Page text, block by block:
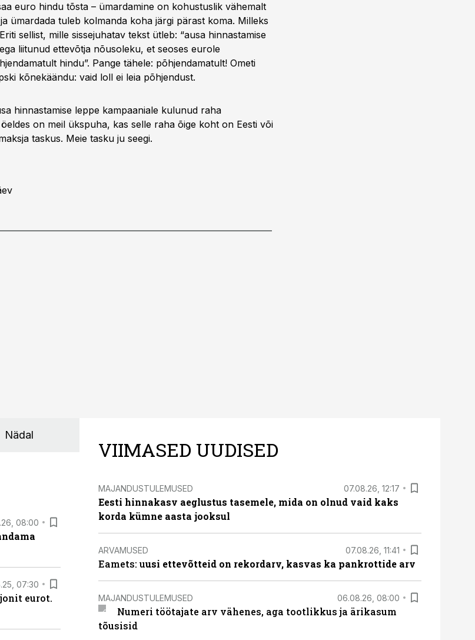
euro hindu tõsta – ümardamine on kohustuslik vähemalt
ümardada tuleb kolmanda koha järgi pärast koma. Milleks
sellist, mille sissejuhatav tekst ütleb: “ausa hinnastamise
liitunud ettevõtja nõusoleku, et seoses eurole
hindu”. Pange tähele: põhjendamatult! Ometi
kõnekäändu: vaid loll ei leia põhjendust.
hinnastamise leppe kampaaniale kulunud raha
on meil ükspuha, kas selle raha õige koht on Eesti või
taskus. Meie tasku ju seegi.
Nädal
08:00
07:30
eurot.
VIIMASED UUDISED
MAJANDUSTULEMUSED 07.08.26, 12:17
Eesti hinnakasv aeglustus tasemele, mida on olnud vaid kaks
korda kümne aasta jooksul
ARVAMUSED 07.08.26, 11:41
Eamets: uusi ettevõtteid on rekordarv, kasvas ka pankrottide arv
MAJANDUSTULEMUSED 06.08.26, 08:00
Numeri töötajate arv vähenes, aga tootlikkus ja ärikasum
tõusisid